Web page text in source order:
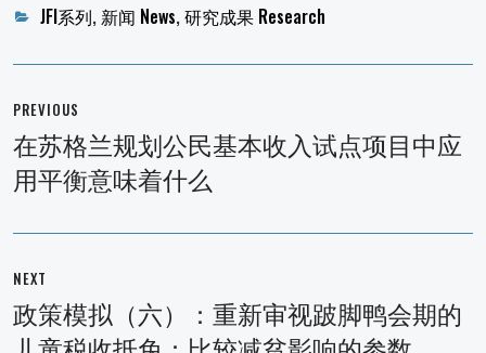
Categories
JFI系列, 新闻 News,研究成果 Research
章
导
航
PREVIOUS
Previous
post:
在苏格兰规划公民基本收入试点项目中应
用平衡意味着什么
NEXT
Next
post:
政策模拟（六）：重新审视跛脚鸭会期的